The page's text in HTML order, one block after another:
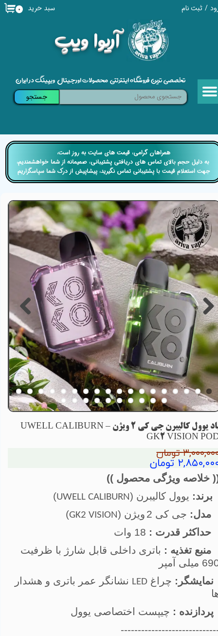
/ ثبت نام
حساب کاربری من
خروج از حساب کاربری
​آریوا ویپ
۰ سبد خرید
تخصصی ترین فروشگاه اینترنتی محصولات اورجینال ویپینگ در ایران
جستجو
پاد یوول کالیبرن جی کی 2 ویژن – UWELL CALIBURN
GK2 VISION
تومان
تومان
خلاصه ویژگی محصول ))
برند: یوول کالیبرن (UWELL CALIBURN
)
مدل: جی کی 2 ویژن (GK2 VISION
)
حداکثر قدرت :
منبع تغذیه : باتری داخلی قابل شارژ با ظرفیت
میلی آمپر
نمایشگر: چراغ LED نشانگر عمر باتری و هشدار
پردازنده : چیپست اختصاصی یوول
​​همراهان گرامی، قیمت های سایت به روز است،
​​​​​​​ به دلیل حجم بالای تماس های دریافتی پشتیبانی، صمیمانه از شما خواهشمندیم،
جهت استعلام قیمت با پشتیبانی تماس نگیرید، پیشاپیش از درک شما سپاسگزاریم